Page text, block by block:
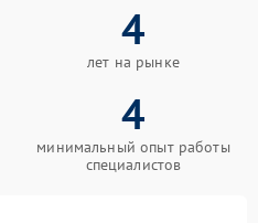
4
лет на рынке
4
минимальный опыт работы
специалистов